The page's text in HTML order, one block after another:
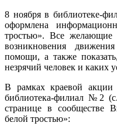
8 ноября в библиотеке-
оформлена
тростью». Все желающие
возникновения
помощи, а также
незрячий человек и каких
В рамках краевой акции
библиотека-филиал №2
странице в сообществе
белой тростью»: